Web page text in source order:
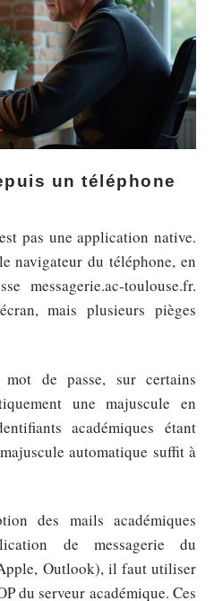
un téléphone
pas une application native.
navigateur du téléphone, en
messagerie.ac-toulouse.fr.
mais plusieurs pièges
de passe, sur certains
une majuscule en
académiques étant
automatique suffit à
des mails académiques
de messagerie du
Outlook), il faut utiliser
du serveur académique. Ces